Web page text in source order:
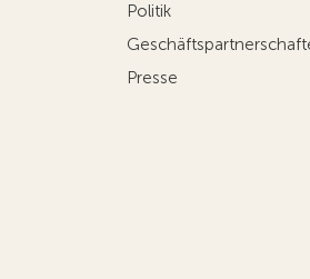
Politik
Presse